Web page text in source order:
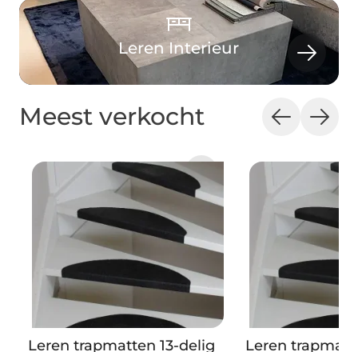
Leren Interieur
Meest verkocht
Leren trapmatten 13-delig
Leren